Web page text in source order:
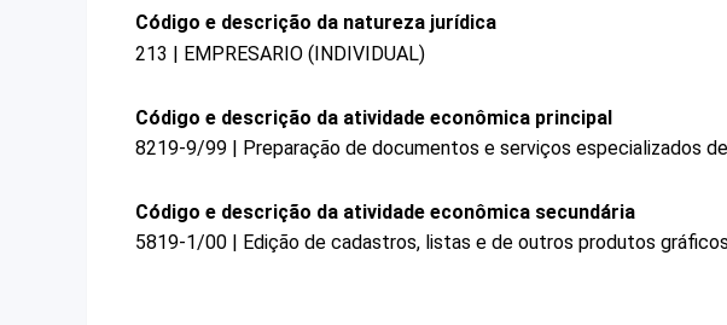
Código e descrição da natureza jurídica
213 | EMPRESARIO (INDIVIDUAL)
Código e descrição da atividade econômica principal
8219-9/99 | Preparação de documentos e serviços especializados
Código e descrição da atividade econômica secundária
5819-1/00 | Edição de cadastros, listas e de outros produtos gráficos